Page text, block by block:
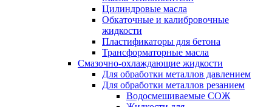
Цилиндровые масла
Обкаточные и калибровочные
жидкости
Пластификаторы для бетона
Трансформаторные масла
Смазочно-охлаждающие жидкости
Для обработки металлов давлением
Для обработки металлов резанием
Водосмешиваемые СОЖ